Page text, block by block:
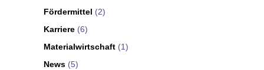
Fördermittel (2)
Karriere (6)
Materialwirtschaft (1)
News (5)